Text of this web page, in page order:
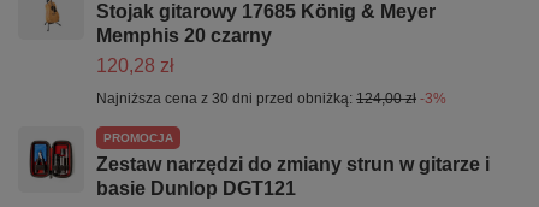
Stojak gitarowy 17685 König & Meyer
Memphis 20 czarny
120,28 zł
Najniższa cena z 30 dni przed obniżką: 124,00 zł -3%
PROMOCJA
Zestaw narzędzi do zmiany strun w gitarze i
basie Dunlop DGT121